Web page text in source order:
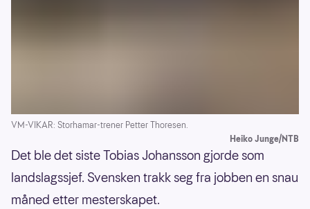
VM-VIKAR: Storhamar-trener Petter Thoresen.
Heiko Junge/NTB
Det ble det siste Tobias Johansson gjorde som
landslagssjef. Svensken trakk seg fra jobben en snau
måned etter mesterskapet.